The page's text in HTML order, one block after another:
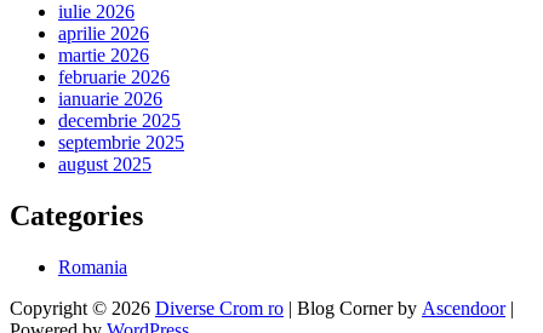
iulie 2026
aprilie 2026
martie 2026
februarie 2026
ianuarie 2026
decembrie 2025
septembrie 2025
august 2025
Categories
Romania
Copyright © 2026 Diverse Crom ro | Blog Corner by Ascendoor|